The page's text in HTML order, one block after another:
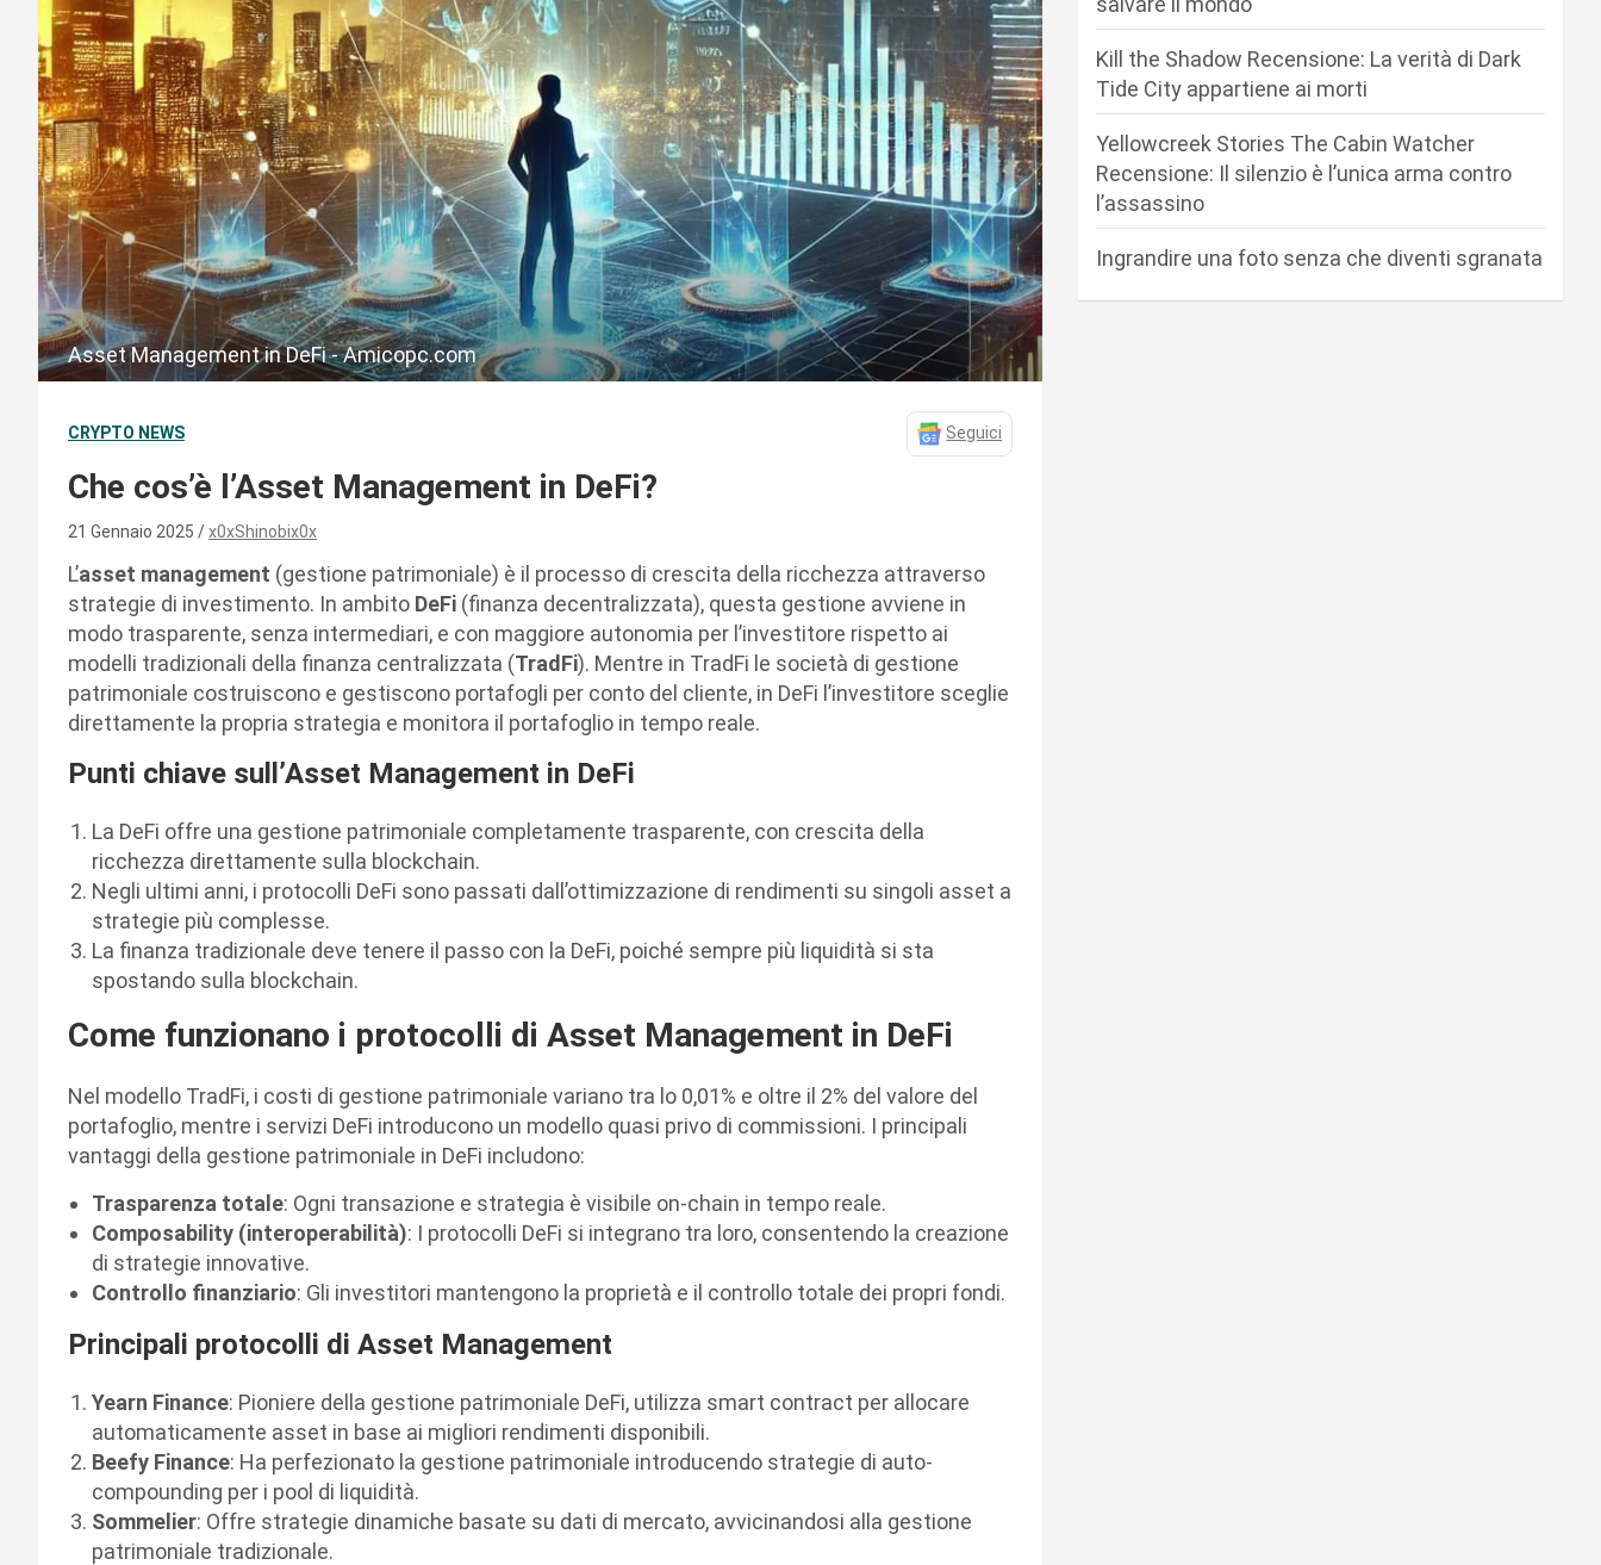
Asset Management in DeFi - Amicopc.com
CRYPTO NEWS Seguici
Che cos’è l’Asset Management in DeFi?
21 Gennaio 2025 x0xShinobix0x
L’asset management (gestione patrimoniale) è il processo di crescita della ricchezza attraverso
strategie di investimento. In ambito DeFi (finanza decentralizzata), questa gestione avviene in
modo trasparente, senza intermediari, e con maggiore autonomia per l’investitore rispetto ai
modelli tradizionali della finanza centralizzata (TradFi). Mentre in TradFi le società di gestione
patrimoniale costruiscono e gestiscono portafogli per conto del cliente, in DeFi l’investitore sceglie
direttamente la propria strategia e monitora il portafoglio in tempo reale.
Punti chiave sull’Asset Management in DeFi
La DeFi offre una gestione patrimoniale completamente trasparente, con crescita della
ricchezza direttamente sulla blockchain.
Negli ultimi anni, i protocolli DeFi sono passati dall’ottimizzazione di rendimenti su singoli asset a
strategie più complesse.
La finanza tradizionale deve tenere il passo con la DeFi, poiché sempre più liquidità si sta
spostando sulla blockchain.
Come funzionano i protocolli di Asset Management in DeFi
Nel modello TradFi, i costi di gestione patrimoniale variano tra lo 0,01% e oltre il 2% del valore del
portafoglio, mentre i servizi DeFi introducono un modello quasi privo di commissioni. I principali
vantaggi della gestione patrimoniale in DeFi includono:
Trasparenza totale: Ogni transazione e strategia è visibile on-chain in tempo reale.
Composability (interoperabilità): I protocolli DeFi si integrano tra loro, consentendo la creazione
di strategie innovative.
Controllo finanziario: Gli investitori mantengono la proprietà e il controllo totale dei propri fondi.
Principali protocolli di Asset Management
Yearn Finance: Pioniere della gestione patrimoniale DeFi, utilizza smart contract per allocare
automaticamente asset in base ai migliori rendimenti disponibili.
Beefy Finance: Ha perfezionato la gestione patrimoniale introducendo strategie di auto-
compounding per i pool di liquidità.
Sommelier: Offre strategie dinamiche basate su dati di mercato, avvicinandosi alla gestione
patrimoniale tradizionale.
Kill the Shadow Recensione: La verità di Dark
Tide City appartiene ai morti
Yellowcreek Stories The Cabin Watcher
Recensione: Il silenzio è l’unica arma contro
l’assassino
Ingrandire una foto senza che diventi sgranata